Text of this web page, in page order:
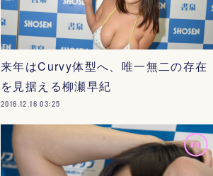
来年はCurvy体型へ、唯一無二の存在
を見据える柳瀬早紀
2016.12.16 03:25